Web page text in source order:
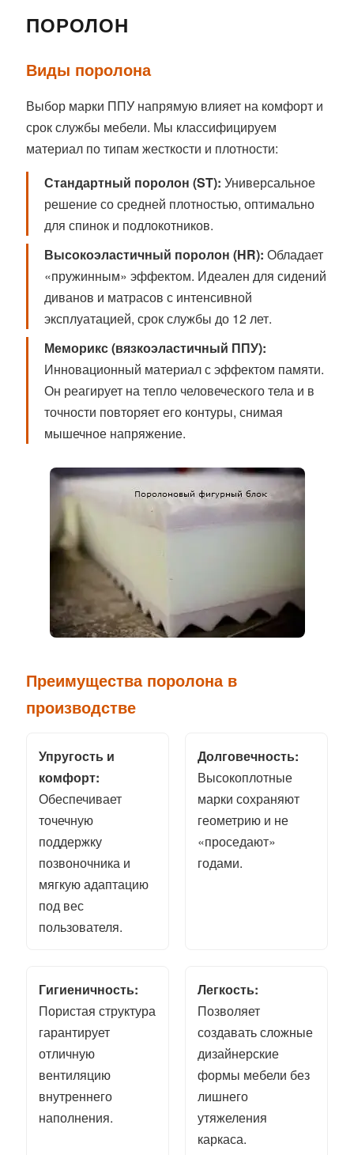
ПОРОЛОН
Виды поролона
Выбор марки ППУ напрямую влияет на комфорт и
срок службы мебели. Мы классифицируем
материал по типам жесткости и плотности:
Стандартный поролон (ST): Универсальное
решение со средней плотностью, оптимально
для спинок и подлокотников.
Высокоэластичный поролон (HR): Обладает
«пружинным» эффектом. Идеален для сидений
диванов и матрасов с интенсивной
эксплуатацией, срок службы до 12 лет.
Меморикс (вязкоэластичный ППУ):
Инновационный материал с эффектом памяти.
Он реагирует на тепло человеческого тела и в
точности повторяет его контуры, снимая
мышечное напряжение.
Преимущества поролона в
производстве
Упругость и
комфорт:
Обеспечивает
точечную
поддержку
позвоночника и
мягкую адаптацию
под вес
пользователя.
Долговечность:
Высокоплотные
марки сохраняют
геометрию и не
«проседают»
годами.
Гигиеничность:
Пористая структура
гарантирует
отличную
вентиляцию
внутреннего
наполнения.
Легкость:
Позволяет
создавать сложные
дизайнерские
формы мебели без
лишнего
утяжеления
каркаса.